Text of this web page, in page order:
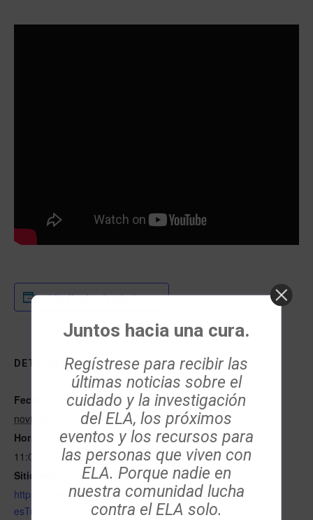
Añadir al calendario
DETALLES
Fecha:
noviembre 18, 2023
Hora:
11:00 am - 11:30 am
Sitio web:
https://www.facebook.com/L
esTurnerALS
RECINTO
Virtual
Juntos hacia una cura.
Regístrese para recibir las
últimas noticias sobre el
cuidado y la investigación
del ELA, los próximos
eventos y los recursos para
las personas que viven con
ELA. Porque nadie en
nuestra comunidad lucha
contra el ELA solo.